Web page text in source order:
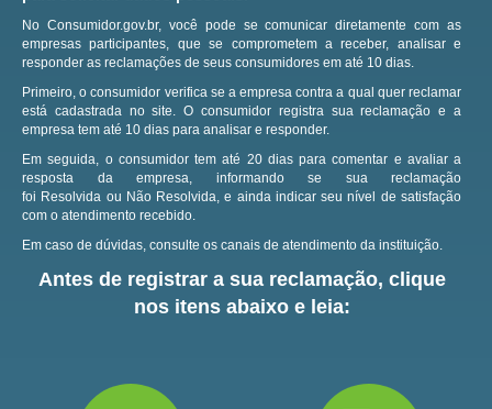
No Consumidor.gov.br, você pode se comunicar diretamente com as
empresas participantes, que se comprometem a receber, analisar e
responder as reclamações de seus consumidores em até 10 dias.
Primeiro, o consumidor verifica se a empresa contra a qual quer reclamar
está cadastrada no site.O consumidor registra sua reclamação e a
empresa tem até 10 dias para analisar e responder.
Em seguida, o consumidor tem até 20 dias para comentar e avaliar a
resposta da empresa, informando se sua reclamação
foi Resolvida ou Não Resolvida, e ainda indicar seu nível de satisfação
com o atendimento recebido.
Em caso de dúvidas, consulte os canais de atendimento da instituição.
Antes de registrar a sua reclamação, clique
nos itens abaixo e leia: